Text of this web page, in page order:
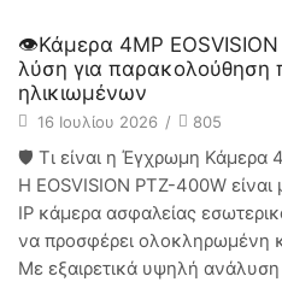
Συστήματα CCTV
👁️Κάμερα 4MP EOSVISION
λύση για παρακολούθηση
ηλικιωμένων
16 Ιουλίου 2026 / 805
🛡️ Τι είναι η Έγχρωμη Κάμερα
Η EOSVISION PTZ-400W
IP κάμερα ασφαλείας
να προσφέρει ολοκληρωμένη
Με εξαιρετικά υψηλή